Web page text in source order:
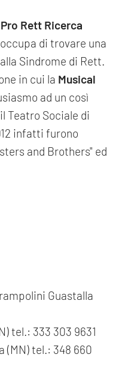
Pro Rett Ricerca
di trovare una
Sindrome di Rett.
in cui la Musical
ad un così
Teatro Sociale di
infatti furono
and Brothers" ed
Guastalla
tel.: 333 303 9631
(MN) tel.: 348 660